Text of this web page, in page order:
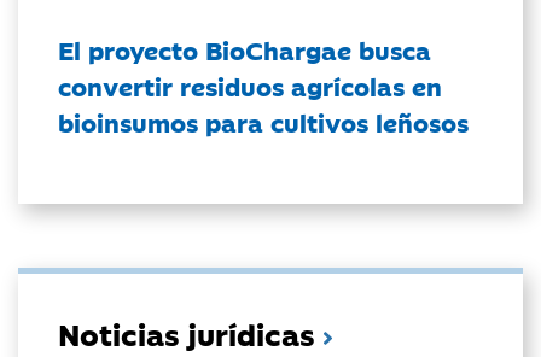
El proyecto BioChargae busca
convertir residuos agrícolas en
bioinsumos para cultivos leñosos
Noticias jurídicas